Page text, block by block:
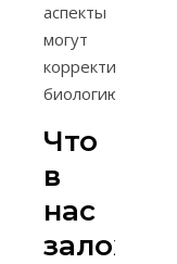
аспекты
могут
корректировать
биологию.)
Что
в
нас
заложено